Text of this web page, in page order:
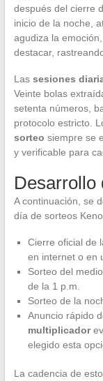
después del cierre
inicio de la noche,
agudiza la
destacar,
Las sesiones
Veinte bolas
setenta números,
protocolo estricto.
sorteo siempre se
y verificable para
Desarrollo
A continuación, se
día de sorteos
Cierre oficial de
en internet o en
Sorteo del
de la 1 p.m.
Sorteo de la
Anuncio rápido
multiplicador
elegido esta
La cadencia de